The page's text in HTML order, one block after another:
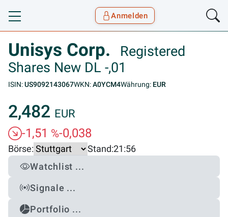
Toggle navigation
Anmelden
Unisys Corp.
Registered
Shares New DL -,01
ISIN:US9092143067WKN:A0YCM4Währung: EUR
2,482 EUR
-1,51 %-0,038
Börse: Stand:21:56
Watchlist ...
Signale ...
Portfolio ...